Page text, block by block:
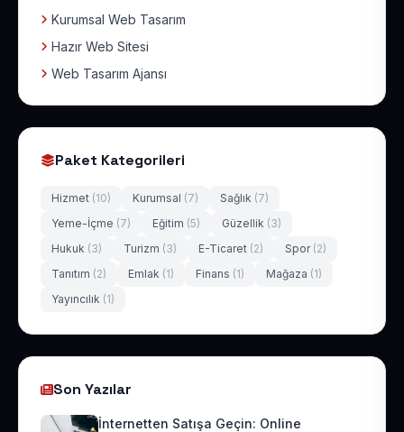
Kurumsal Web Tasarım
Hazır Web Sitesi
Web Tasarım Ajansı
Paket Kategorileri
Hizmet (10) Kurumsal (7) Sağlık (7)
Yeme-İçme (7) Eğitim (5) Güzellik (3)
Hukuk (3) Turizm (3) E-Ticaret (2) Spor (2)
Tanıtım (2) Emlak (1) Finans (1) Mağaza (1)
Yayıncılık (1)
Son Yazılar
İnternetten Satışa Geçin: Online